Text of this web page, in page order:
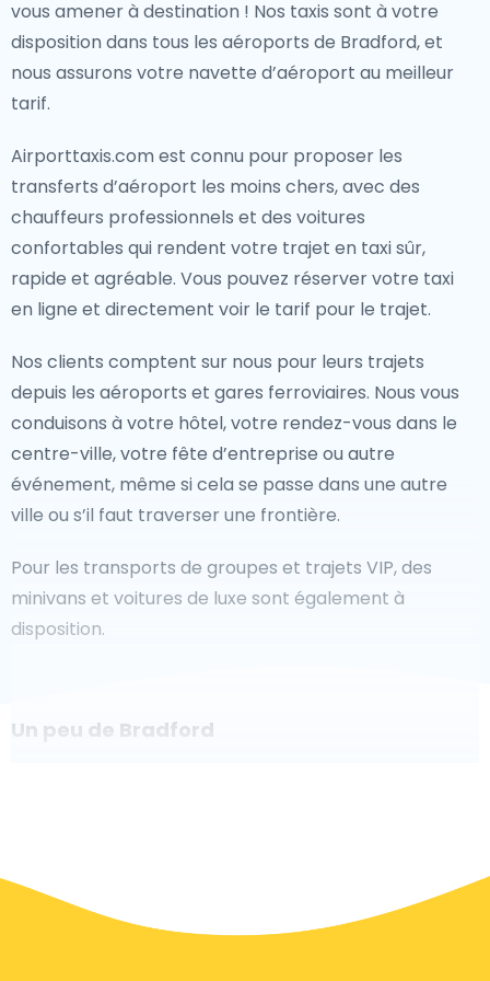
vous amener à destination ! Nos taxis sont à votre
disposition dans tous les aéroports de Bradford, et
nous assurons votre navette d’aéroport au meilleur
tarif.
Airporttaxis.com est connu pour proposer les
transferts d’aéroport les moins chers, avec des
chauffeurs professionnels et des voitures
confortables qui rendent votre trajet en taxi sûr,
rapide et agréable. Vous pouvez réserver votre taxi
en ligne et directement voir le tarif pour le trajet.
Nos clients comptent sur nous pour leurs trajets
depuis les aéroports et gares ferroviaires. Nous vous
conduisons à votre hôtel, votre rendez-vous dans le
centre-ville, votre fête d’entreprise ou autre
événement, même si cela se passe dans une autre
ville ou s’il faut traverser une frontière.
Pour les transports de groupes et trajets VIP, des
minivans et voitures de luxe sont également à
disposition.
Un peu de Bradford
même à la demande. Bien que nous vous
recommandons de réserver votre transfert aéroport